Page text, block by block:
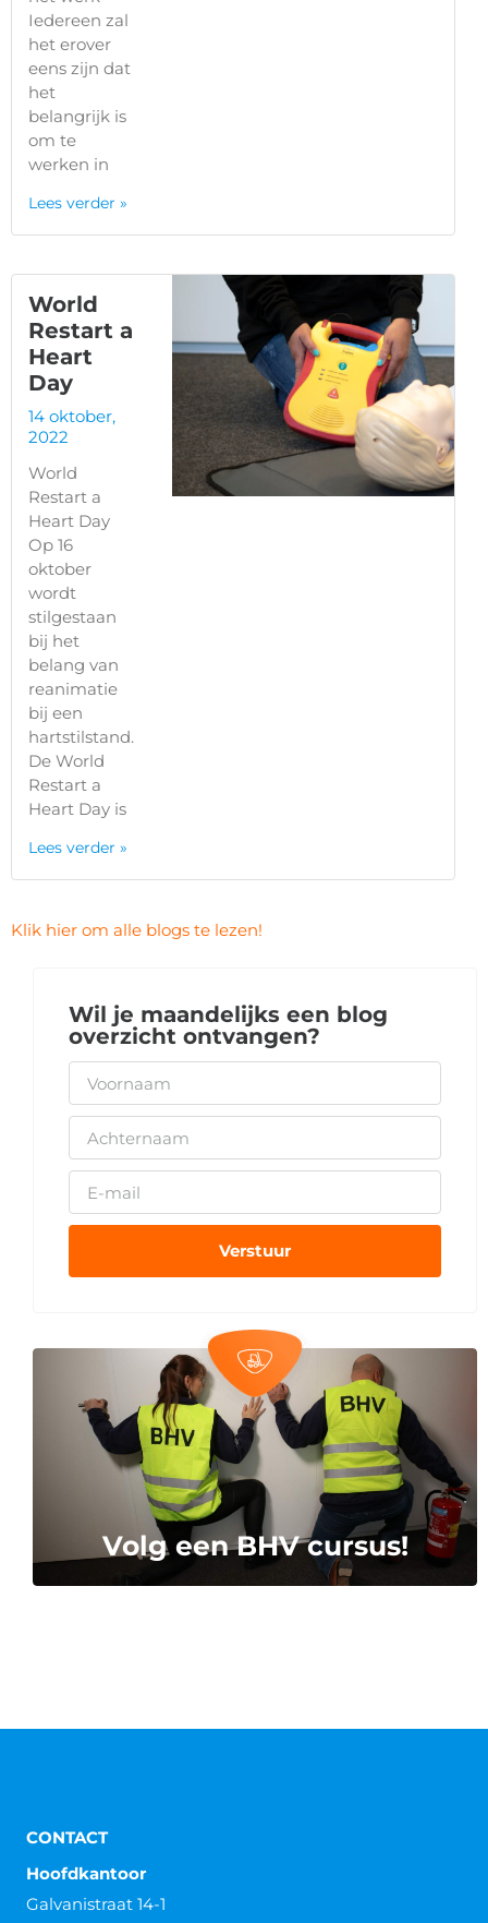
Iedereen zal
het erover
eens zijn dat
het
belangrijk is
om te
werken in
Lees verder »
World
Restart a
Heart
Day
14 oktober,
2022
World
Restart a
Heart Day
Op 16
oktober
wordt
stilgestaan
bij het
belang van
reanimatie
bij een
hartstilstand.
De World
Restart a
Heart Day is
Lees verder »
Klik hier om alle blogs te lezen!
Wil je maandelijks een blog
overzicht ontvangen?
Verstuur
Volg een BHV cursus!
CONTACT
Hoofdkantoor
Galvanistraat 14-1